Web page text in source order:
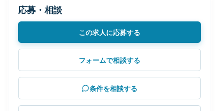
応募・相談
この求人に応募する
フォームで相談する
条件を相談する